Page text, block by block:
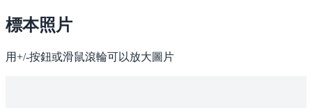
標本照片
用+/-按鈕或滑鼠滾輪可以放大圖片